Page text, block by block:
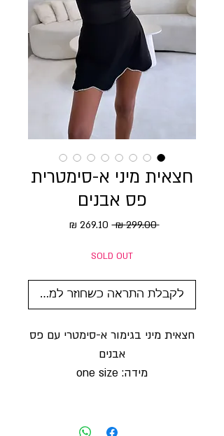
חצאית מיני א-סימטרית
פס אבנים
‏299.00 ‏₪ מחיר רגיל
SOLD OUT
לקבלת התראה כשחוזר למלאי
חצאית מיני בגימור א-סימטרי עם פס
אבנים
מידה: one size